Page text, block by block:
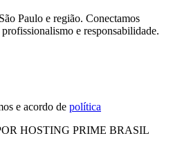
Paulo e região. Conectamos
e responsabilidade.
e acordo de política
HOSTING PRIME BRASIL